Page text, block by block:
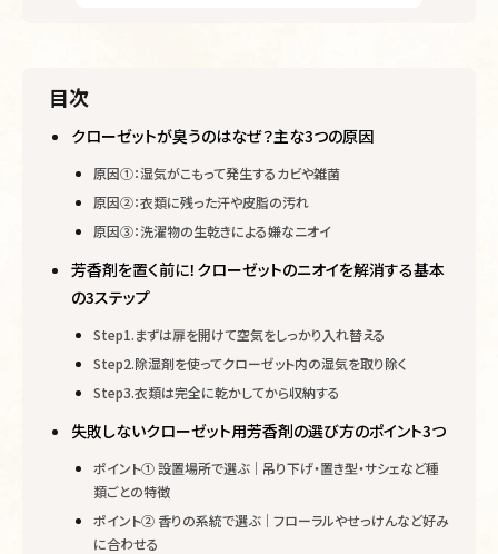
目次
クローゼットが臭うのはなぜ？主な3つの原因
原因①：湿気がこもって発生するカビや雑菌
原因②：衣類に残った汗や皮脂の汚れ
原因③：洗濯物の生乾きによる嫌なニオイ
芳香剤を置く前に！クローゼットのニオイを解消する基本
の3ステップ
Step1.まずは扉を開けて空気をしっかり入れ替える
Step2.除湿剤を使ってクローゼット内の湿気を取り除く
Step3.衣類は完全に乾かしてから収納する
失敗しないクローゼット用芳香剤の選び方のポイント3つ
ポイント① 設置場所で選ぶ｜吊り下げ・置き型・サシェなど種
類ごとの特徴
ポイント② 香りの系統で選ぶ｜フローラルやせっけんなど好み
に合わせる